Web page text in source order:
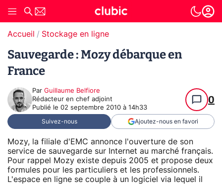
Accueil Stockage en ligne
Sauvegarde : Mozy débarque en
France
Par Guillaume Belfiore
Rédacteur en chef adjoint
Publié le 02 septembre 2010 à 14h33
0
Suivez-nous Ajoutez-nous en favori
Mozy, la filiale d'EMC annonce l'ouverture de son
service de sauvegarde sur Internet au marché français.
Pour rappel Mozy existe depuis 2005 et propose deux
formules pour les particuliers et les professionnels.
L'espace en ligne se couple à un logiciel via lequel il